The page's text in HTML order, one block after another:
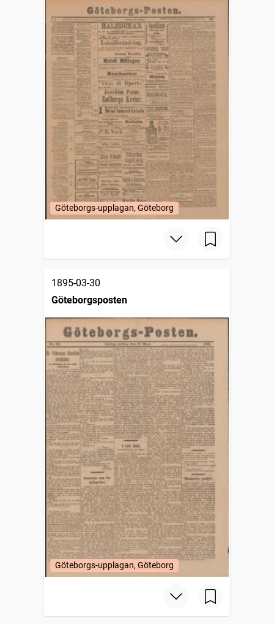
Göteborgs-upplagan, Göteborg
1895-03-30
Göteborgsposten
Göteborgs-upplagan, Göteborg